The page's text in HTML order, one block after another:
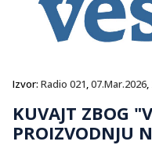
Izvor: Radio 021,07.Mar.2026,
KUVAJT ZBOG
PROIZVODNJU